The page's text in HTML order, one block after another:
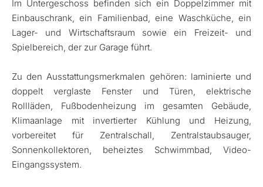
Im Untergeschoss befinden sich ein Doppelzimmer mit
Einbauschrank, ein Familienbad, eine Waschküche, ein
Lager- und Wirtschaftsraum sowie ein Freizeit- und
Spielbereich, der zur Garage führt.
Zu den Ausstattungsmerkmalen gehören: laminierte und
doppelt verglaste Fenster und Türen, elektrische
Rollläden, Fußbodenheizung im gesamten Gebäude,
Klimaanlage mit invertierter Kühlung und Heizung,
vorbereitet für Zentralschall, Zentralstaubsauger,
Sonnenkollektoren, beheiztes Schwimmbad, Video-
Eingangssystem.